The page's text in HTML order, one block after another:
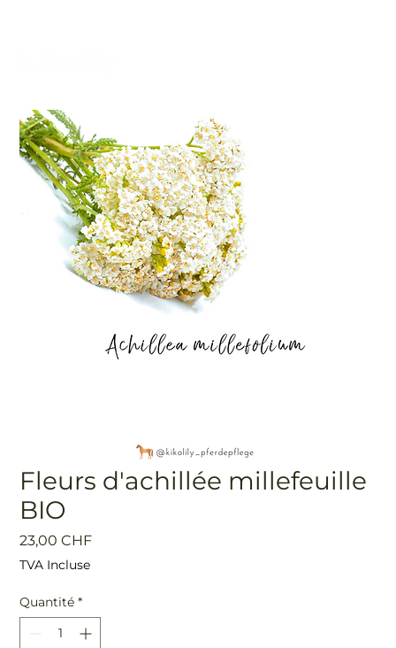
Fleurs d'achillée millefeuille
BIO
23,00 CHFPrix
TVA Incluse
Quantité *